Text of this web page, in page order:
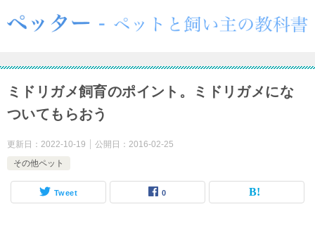
ミドリガメ飼育のポイント。ミドリガメにな
ついてもらおう
更新日： 2022-10-19 公開日： 2016-02-25
その他ペット
Tweet 0